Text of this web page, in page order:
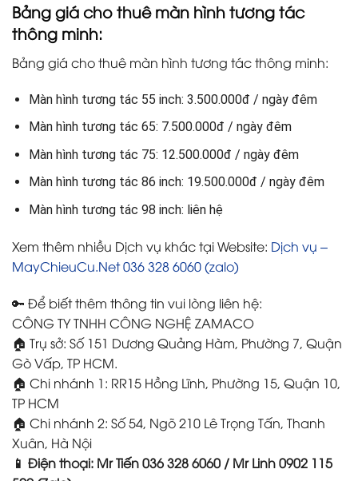
Bảng giá cho thuê màn hình tương tác
thông minh:
Bảng giá cho thuê màn hình tương tác thông minh:
Màn hình tương tác 55 inch: 3.500.000đ / ngày đêm
Màn hình tương tác 65: 7.500.000đ / ngày đêm
Màn hình tương tác 75: 12.500.000đ / ngày đêm
Màn hình tương tác 86 inch: 19.500.000đ / ngày đêm
Màn hình tương tác 98 inch: liên hệ
Xem thêm nhiều Dịch vụ khác tại Website: Dịch vụ –
MayChieuCu.Net 036 328 6060 (zalo)
🔑 Để biết thêm thông tin vui lòng liên hệ:
CÔNG TY TNHH CÔNG NGHỆ ZAMACO
🏠 Trụ sở: Số 151 Dương Quảng Hàm, Phường 7, Quận
Gò Vấp, TP HCM.
🏠 Chi nhánh 1: RR15 Hồng Lĩnh, Phường 15, Quận 10,
TP HCM
🏠 Chi nhánh 2: Số 54, Ngõ 210 Lê Trọng Tấn, Thanh
Xuân, Hà Nội
📱 Điện thoại: Mr Tiến 036 328 6060 / Mr Linh 0902 115